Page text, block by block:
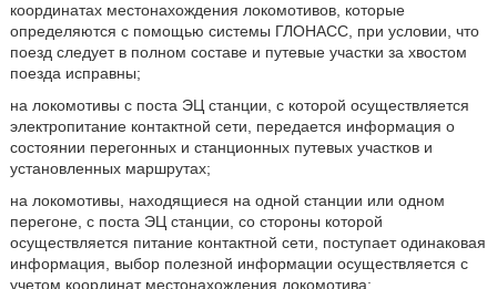
координатах местонахождения локомотивов, которые
определяются с помощью системы ГЛОНАСС, при условии, что
поезд следует в полном составе и путевые участки за хвостом
поезда исправны;
на локомотивы с поста ЭЦ станции, с которой осуществляется
электропитание контактной сети, передается информация о
состоянии перегонных и станционных путевых участков и
установленных маршрутах;
на локомотивы, находящиеся на одной станции или одном
перегоне, с поста ЭЦ станции, со стороны которой
осуществляется питание контактной сети, поступает одинаковая
информация, выбор полезной информации осуществляется с
учетом координат местонахождения локомотива;